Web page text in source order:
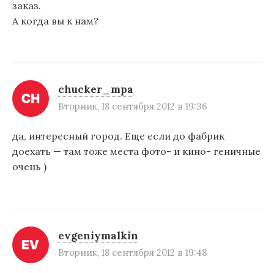
заказ.
А когда вы к нам?
chucker_mpa
Вторник, 18 сентября 2012 в 19:36
да, интересный город. Еще если до фабрик
доехать — там тоже места фото- и кино- геничные
очень )
evgeniymalkin
Вторник, 18 сентября 2012 в 19:48